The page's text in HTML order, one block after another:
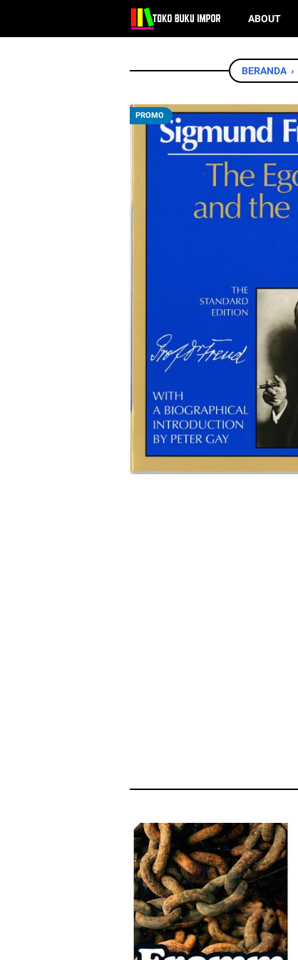
ABOUT
BERANDA ›
PROMO